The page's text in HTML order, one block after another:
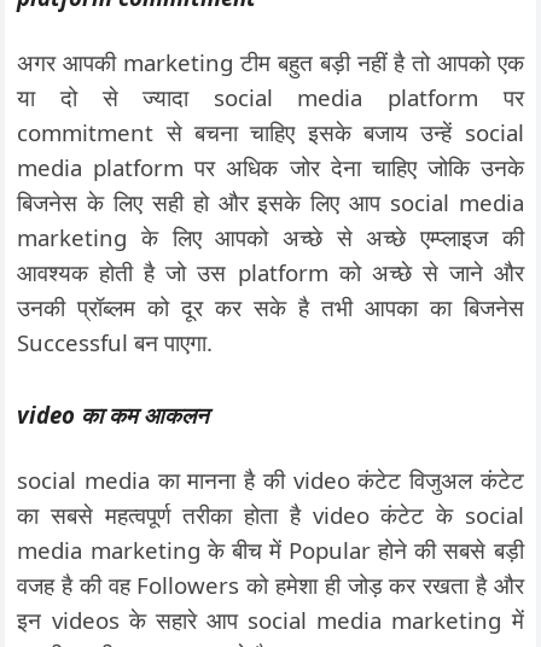
अगर आपकी marketing टीम बहुत बड़ी नहीं है तो आपको एक
या दो से ज्यादा social media platform पर
commitment से बचना चाहिए इसके बजाय उन्हें social
media platform पर अधिक जोर देना चाहिए जोकि उनके
बिजनेस के लिए सही हो और इसके लिए आप social media
marketing के लिए आपको अच्छे से अच्छे एम्प्लाइज की
आवश्यक होती है जो उस platform को अच्छे से जाने और
उनकी प्रॉब्लम को दूर कर सके है तभी आपका का बिजनेस
Successful बन पाएगा.
video का कम आकलन
social media का मानना है की video कंटेट विजुअल कंटेट
का सबसे महत्वपूर्ण तरीका होता है video कंटेट के social
media marketing के बीच में Popular होने की सबसे बड़ी
वजह है की वह Followers को हमेशा ही जोड़ कर रखता है और
इन videos के सहारे आप social media marketing में